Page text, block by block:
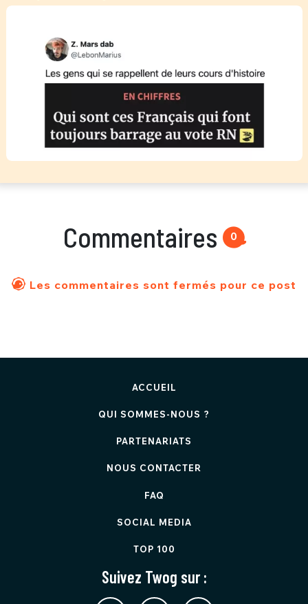
Commentaires 0
Les commentaires sont fermés pour ce post
ACCUEIL
QUI SOMMES-NOUS ?
PARTENARIATS
NOUS CONTACTER
FAQ
SOCIAL MEDIA
TOP 100
Suivez Twog sur :